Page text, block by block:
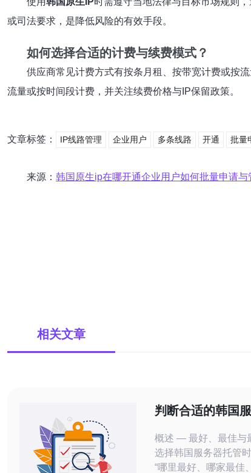
或司法要求，是降低风险的有效手段。
如何选择合适的计费与续费模式？
供应商常见计费方式有按条月租、按带宽计费或按
流量或按时间段计费，并关注续费价格与IP保留政策。
文章标签： IP线路管理 企业用户 多条线路 开通 批量
来源： 韩国原生ip在哪开通企业用户如何批量申请与
相关文章
判断合适的韩国
概述 — 最好、最佳与
选择韩国服务器托管
“哪里最好、哪家最佳